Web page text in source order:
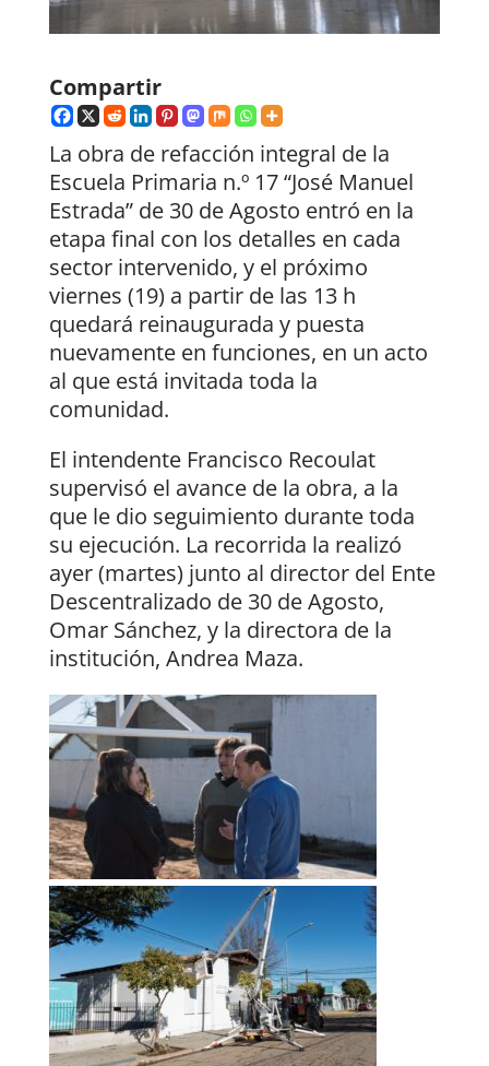
Compartir
La obra de refacción integral de la
Escuela Primaria n.º 17 “José Manuel
Estrada” de 30 de Agosto entró en la
etapa final con los detalles en cada
sector intervenido, y el próximo
viernes (19) a partir de las 13 h
quedará reinaugurada y puesta
nuevamente en funciones, en un acto
al que está invitada toda la
comunidad.
El intendente Francisco Recoulat
supervisó el avance de la obra, a la
que le dio seguimiento durante toda
su ejecución. La recorrida la realizó
ayer (martes) junto al director del Ente
Descentralizado de 30 de Agosto,
Omar Sánchez, y la directora de la
institución, Andrea Maza.